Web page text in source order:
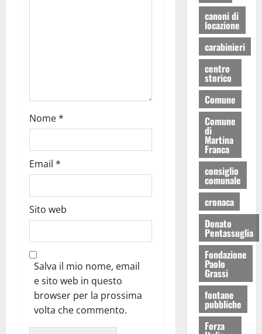
Nome*
Email *
Sito web
Salva il mio nome, email
e sito web in questo
browser per la prossima
volta che commento.
canoni di
locazione
carabinieri
centro
storico
Comune
Comune
di
Martina
Franca
consiglio
comunale
cronaca
Donato
Pentassuglia
Fondazione
Paolo
Grassi
fontane
pubbliche
Forza